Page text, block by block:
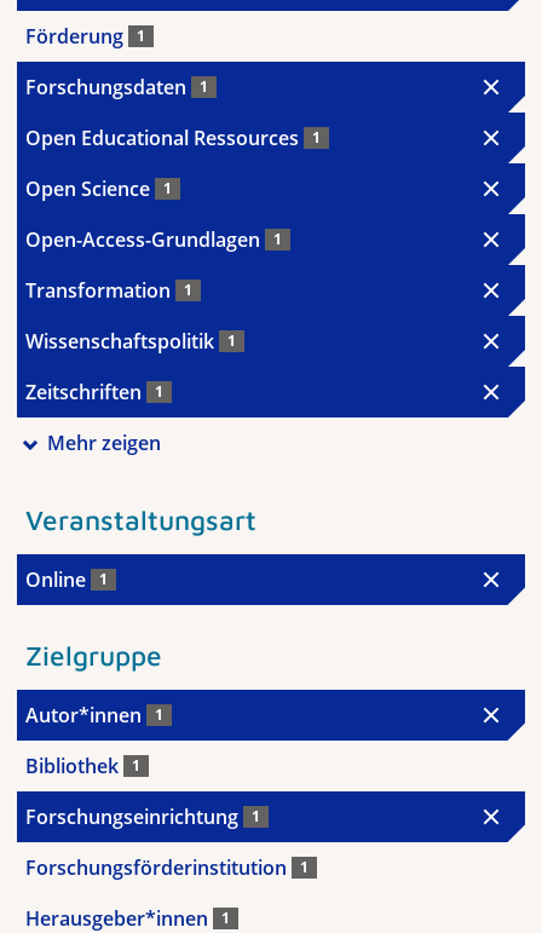
Förderung 1
Forschungsdaten 1
Open Educational Ressources 1
Open Science 1
Open-Access-Grundlagen 1
Transformation 1
Wissenschaftspolitik 1
Zeitschriften 1
Mehr zeigen
Veranstaltungsart
Online 1
Zielgruppe
Autor*innen 1
Bibliothek 1
Forschungseinrichtung 1
Forschungsförderinstitution 1
Herausgeber*innen 1